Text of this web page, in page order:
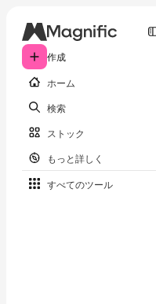
作成
ホーム
検索
ストック
もっと詳しく
すべてのツール